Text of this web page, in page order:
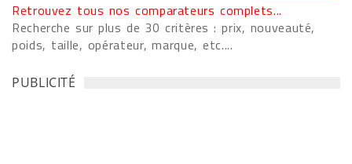
Retrouvez tous nos comparateurs complets...
Recherche sur plus de 30 critères : prix, nouveauté,
poids, taille, opérateur, marque, etc....
PUBLICITÉ